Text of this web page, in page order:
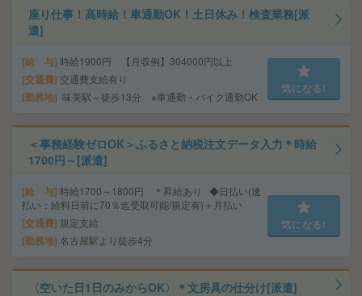
座り仕事！高時給！車通勤OK！土日休み！検査業務[派
遣]
給 与 時給1900円 【月収例】304000円以上
交通費 交通費支給有り
勤務地 味美駅～徒歩13分 ※車通勤・バイク通勤OK
気になる!
＜事務経験ゼロOK＞ふるさと納税注文データ入力＊時給
1700円～[派遣]
給 与 時給1700～1800円 ＊昇給あり ◆日払い(速
払い：給料日前に70％迄受取可能/規定有)＋月払い
交通費 規定支給
勤務地 名古屋駅より徒歩4分
気になる!
〈空いた日1日のみからOK〉＊文房具の仕分け[派遣]